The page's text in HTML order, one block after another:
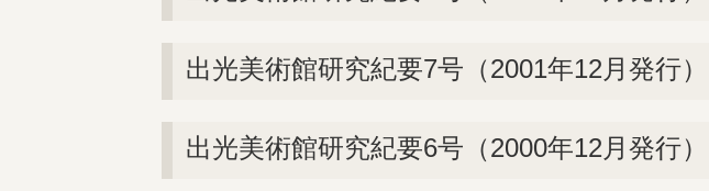
出光美術館研究紀要7号（2001年12月発行）
出光美術館研究紀要6号（2000年12月発行）